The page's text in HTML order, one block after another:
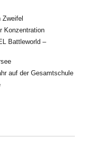
Konzentration
Battleworld –
auf der Gesamtschule